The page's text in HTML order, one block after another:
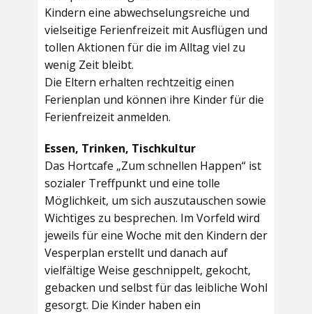
Kindern eine abwechselungsreiche und
vielseitige Ferienfreizeit mit Ausflügen und
tollen Aktionen für die im Alltag viel zu
wenig Zeit bleibt.
Die Eltern erhalten rechtzeitig einen
Ferienplan und können ihre Kinder für die
Ferienfreizeit anmelden.
Essen, Trinken, Tischkultur
Das Hortcafe „Zum schnellen Happen“ ist
sozialer Treffpunkt und eine tolle
Möglichkeit, um sich auszutauschen sowie
Wichtiges zu besprechen. Im Vorfeld wird
jeweils für eine Woche mit den Kindern der
Vesperplan erstellt und danach auf
vielfältige Weise geschnippelt, gekocht,
gebacken und selbst für das leibliche Wohl
gesorgt. Die Kinder haben ein